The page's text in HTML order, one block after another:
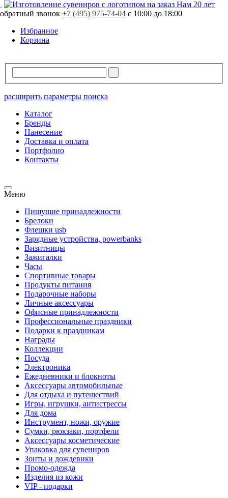
Нам 20 лет
обратный звонок +7 (495) 975-74-04 с 10:00 до 18:00
Избранное
Корзина
расширить параметры поиска
Каталог
Бренды
Нанесение
Доставка и оплата
Портфолио
Контакты
Меню
Пишущие принадлежности
Брелоки
Флешки usb
Зарядные устройства, powerbanks
Визитницы
Зажигалки
Часы
Спортивные товары
Продукты питания
Подарочные наборы
Личные аксессуары
Офисные принадлежности
Профессиональные праздники
Подарки к праздникам
Награды
Коллекции
Посуда
Электроника
Ежедневники и блокноты
Аксессуары автомобильные
Для отдыха и путешествий
Игры, игрушки, антистрессы
Для дома
Инструмент, ножи, оружие
Сумки, рюкзаки, портфели
Аксессуары косметические
Упаковка для сувениров
Зонты и дождевики
Промо-одежда
Изделия из кожи
VIP - подарки
Свободно1576 шт.
В резерве 0 шт.